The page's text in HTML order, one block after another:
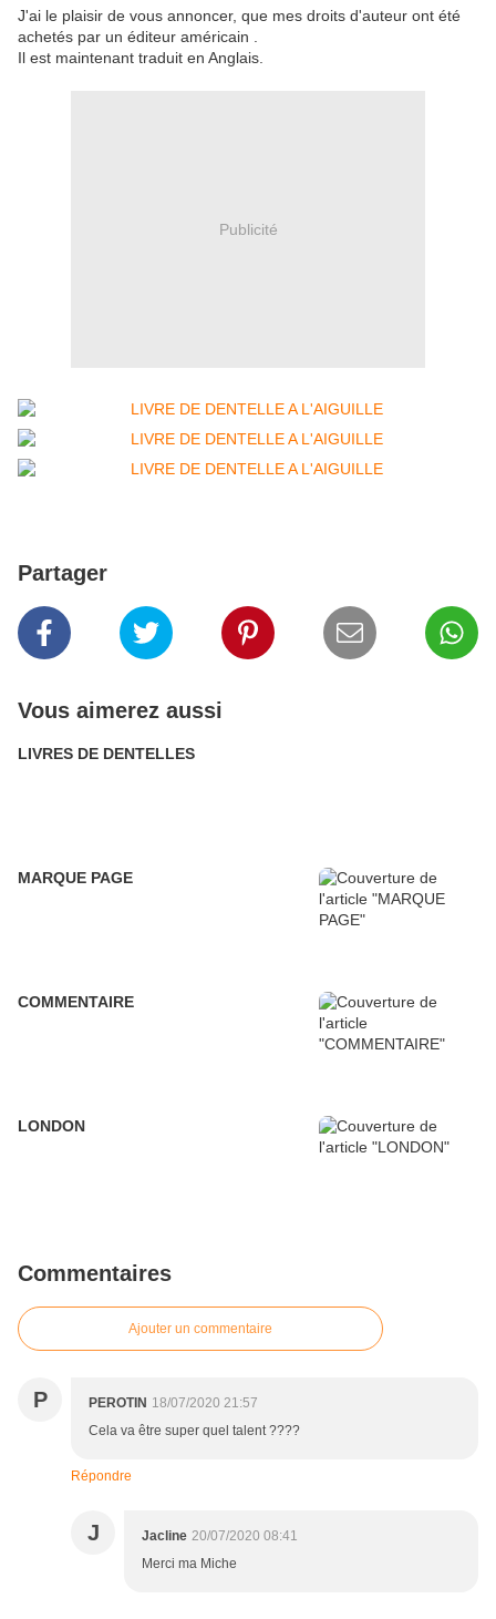
J'ai le plaisir de vous annoncer, que mes droits d'auteur ont été
achetés par un éditeur américain .
Il est maintenant traduit en Anglais.
Publicité
Partager
Vous aimerez aussi
LIVRES DE DENTELLES
MARQUE PAGE
COMMENTAIRE
LONDON
Commentaires
Ajouter un commentaire
P PEROTIN 18/07/2020 21:57
Cela va être super quel talent ????
Répondre
J Jacline 20/07/2020 08:41
Merci ma Miche